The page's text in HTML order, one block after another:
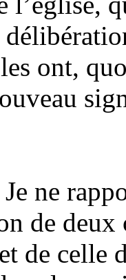
ont,
Je ne
de deux
de celle